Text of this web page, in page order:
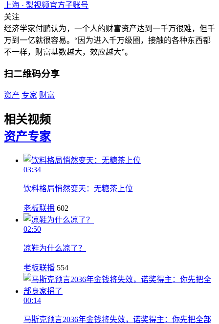
上海 · 梨视频官方子账号
关注
经济学家付鹏认为，一个人的财富资产达到一千万很难，但千
万到一亿就很容易。“因为进入千万级圈，接触的各种东西都
不一样，财富基数越大，效应越大”。
扫二维码分享
资产 专家 财富
相关视频
资产专家
03:34
饮料格局悄然变天：无糖茶上位
老板联播 602
02:50
凉鞋为什么凉了？
老板联播 554
00:14
马斯克预言2036年金钱将失效，诺奖得主：你先把全部